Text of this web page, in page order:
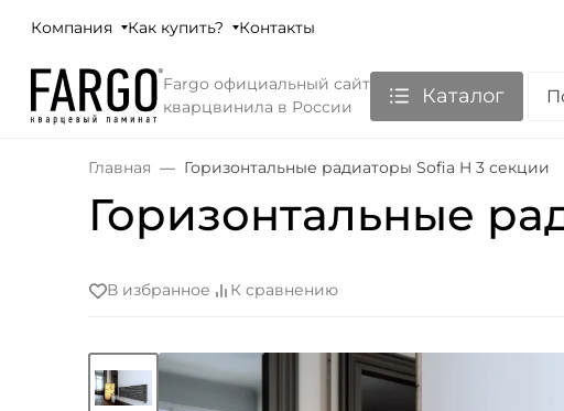
Компания Как купить? Контакты
Fargo официальный сайт
кварцвинила в России
Каталог
Главная Горизонтальные радиаторы Sofia H 3 секции
Горизонтальные
В избранное К сравнению